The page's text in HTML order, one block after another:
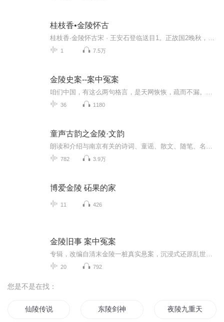
桂枝香•金陵怀古
1 7.5万
金陵史案--案中冤案
36 1180
童声古韵之金陵·文韵
782 3.9万
博爱金陵 砳果的家
11 426
金陵旧事 案中冤案
20 792
您是不是在找：
仙陵传说 东陵剑神 夜陵九重天